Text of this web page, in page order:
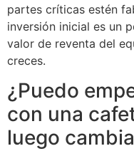
partes críticas estén
inversión inicial es un
valor de reventa del
creces.
¿Puedo
con una
luego